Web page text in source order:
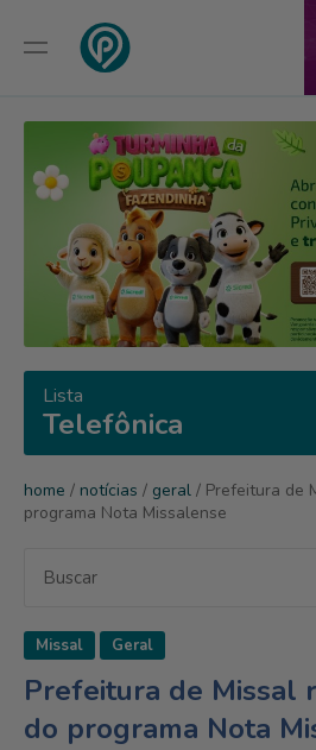
Lista
Telefônica
home / notícias / geral / Prefeitura de
programa Nota Missalense
Missal Geral
Prefeitura de Missal
do programa Nota